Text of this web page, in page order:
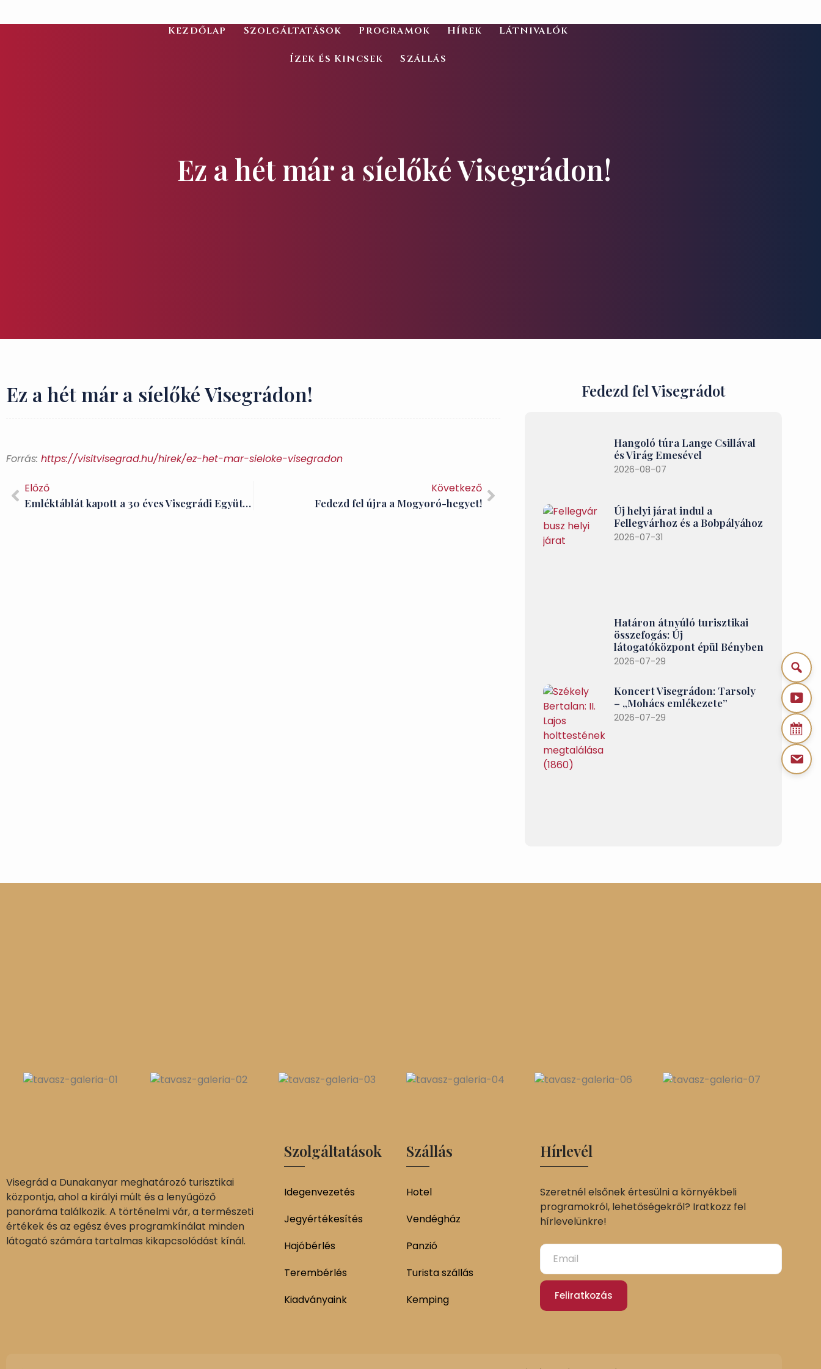
Kezdőlap Szolgáltatások Programok Hírek Látnivalók
Ízek és Kincsek Szállás
Ez a hét már a síelőké Visegrádon!
Ez a hét már a síelőké Visegrádon!
Forrás: https://visitvisegrad.hu/hirek/ez-het-mar-sieloke-visegradon
Előző
Emléktáblát kapott a 30 éves Visegrádi Együttműködés
Következő
Fedezd fel újra a Mogyoró-hegyet!
Fedezd fel Visegrádot
Hangoló túra Lange Csillával
és Virág Emesével
2026-08-07
Új helyi járat indul a
Fellegvárhoz és a Bobpályához
2026-07-31
Határon átnyúló turisztikai
összefogás: Új
látogatóközpont épül Bényben
2026-07-29
Koncert Visegrádon: Tarsoly
– „Mohács emlékezete”
2026-07-29
Visegrád a Dunakanyar meghatározó turisztikai
központja, ahol a királyi múlt és a lenyűgöző
panoráma találkozik. A történelmi vár, a természeti
értékek és az egész éves programkínálat minden
látogató számára tartalmas kikapcsolódást kínál.
Szolgáltatások
Idegenvezetés
Jegyértékesítés
Hajóbérlés
Terembérlés
Kiadványaink
Szállás
Hotel
Vendégház
Panzió
Turista szállás
Kemping
Hírlevél
Szeretnél elsőnek értesülni a környékbeli
programokról, lehetőségekről? Iratkozz fel
hírlevelünkre!
Feliratkozás